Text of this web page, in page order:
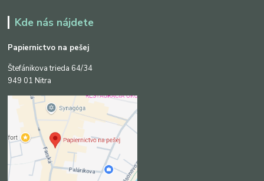
Kde nás nájdete
Papiernictvo na pešej
Štefánikova trieda 64/34
949 01 Nitra